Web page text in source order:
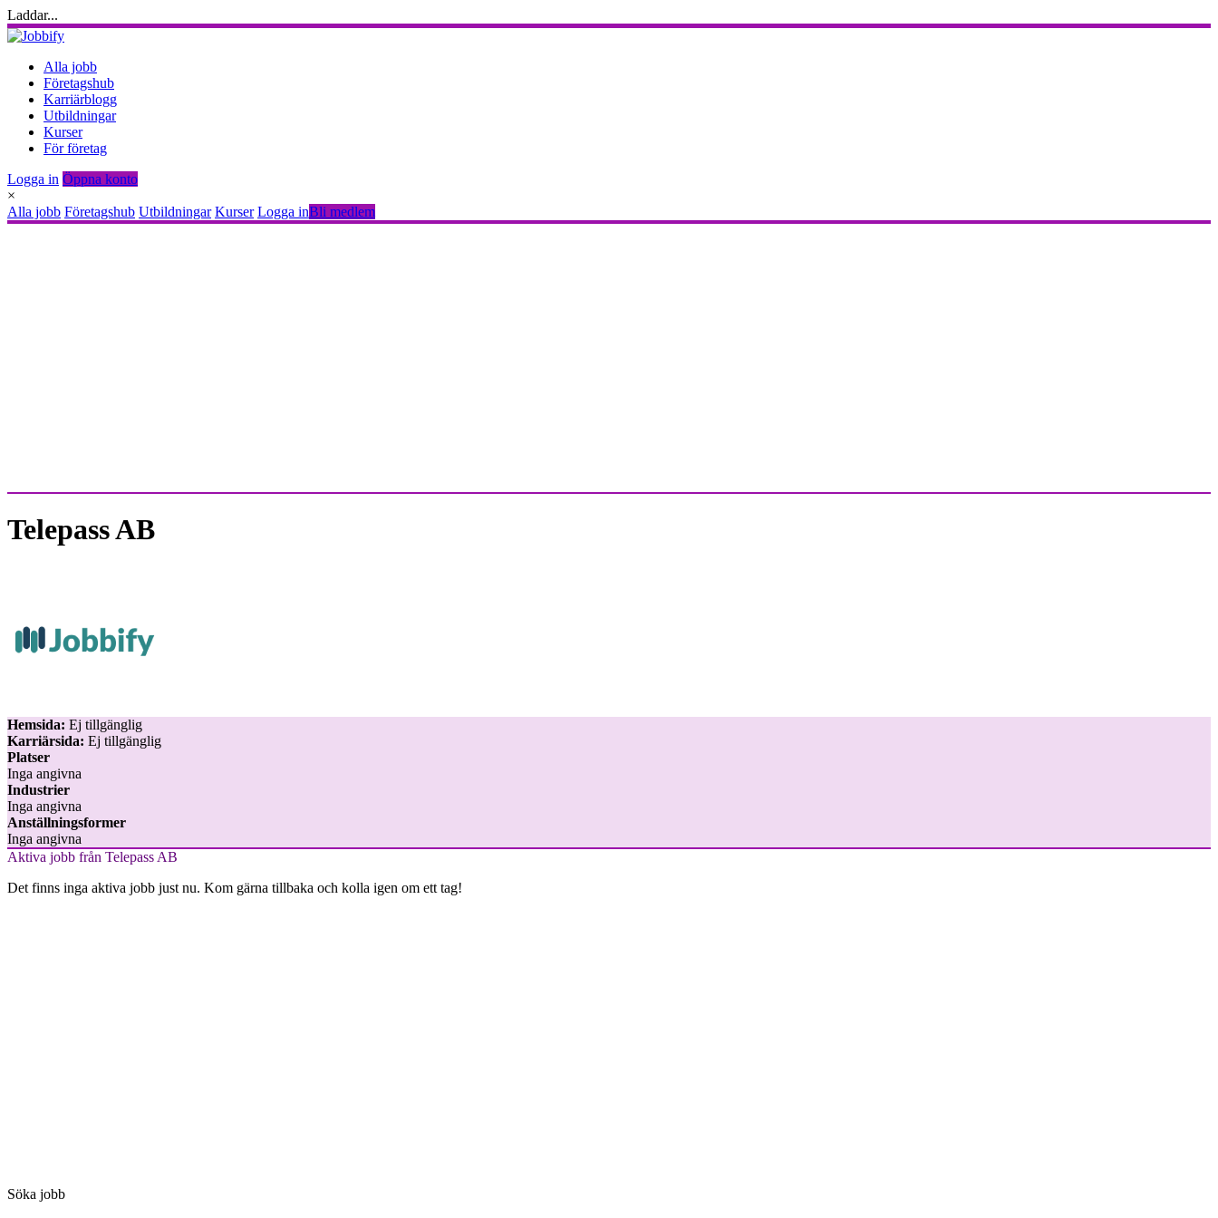
Laddar...
Alla jobb
Företagshub
Karriärblogg
Utbildningar
Kurser
För företag
Logga in Öppna konto
×
Alla jobb Företagshub Utbildningar Kurser Logga inBli medlem
Telepass AB
Hemsida: Ej tillgänglig
Karriärsida: Ej tillgänglig
Platser
Inga angivna
Industrier
Inga angivna
Anställningsformer
Inga angivna
Aktiva jobb från Telepass AB
Det finns inga aktiva jobb just nu. Kom gärna tillbaka och kolla igen om ett tag!
Söka jobb